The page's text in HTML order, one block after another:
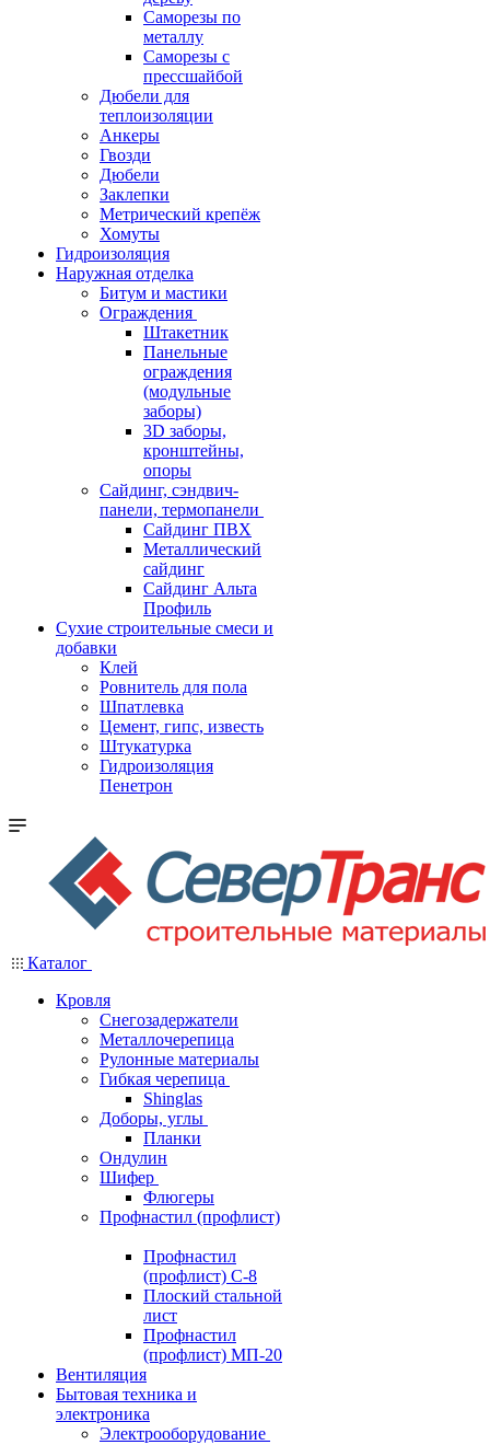
Саморезы по
металлу
Саморезы с
прессшайбой
Дюбели для
теплоизоляции
Анкеры
Гвозди
Дюбели
Заклепки
Метрический крепёж
Хомуты
Гидроизоляция
Наружная отделка
Битум и мастики
Ограждения
Штакетник
Панельные
ограждения
(модульные
заборы)
3D заборы,
кронштейны,
опоры
Cайдинг, сэндвич-
панели, термопанели
Сайдинг ПВХ
Металлический
сайдинг
Сайдинг Альта
Профиль
Сухие строительные смеси и
добавки
Клей
Ровнитель для пола
Шпатлевка
Цемент, гипс, известь
Штукатурка
Гидроизоляция
Пенетрон
Каталог
Кровля
Снегозадержатели
Металлочерепица
Рулонные материалы
Гибкая черепица
Shinglas
Доборы, углы
Планки
Ондулин
Шифер
Флюгеры
Профнастил (профлист)
Профнастил
(профлист) С-8
Плоский стальной
лист
Профнастил
(профлист) МП-20
Вентиляция
Бытовая техника и
электроника
Электрооборудование